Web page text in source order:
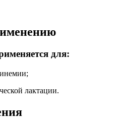
для:
лактации.